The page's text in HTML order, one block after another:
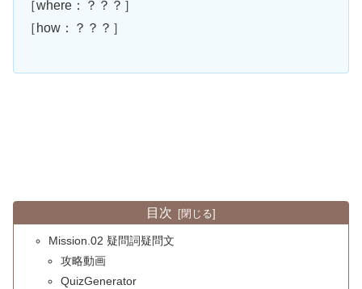
［where：？？？］
［how：？？？］
目次
Mission.02 疑問詞疑問文
攻略動画
QuizGenerator